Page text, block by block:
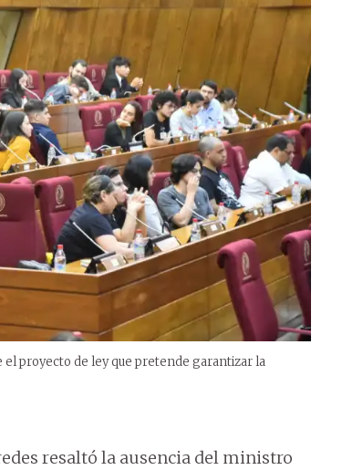
el proyecto de ley que pretende garantizar la
resaltó la ausencia del ministro